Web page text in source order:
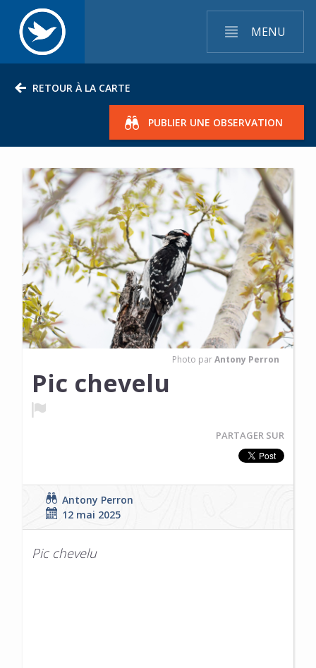
MENU
RETOUR À LA CARTE
PUBLIER UNE OBSERVATION
Photo parAntony Perron
Pic chevelu
PARTAGER SUR
Antony Perron
12 mai 2025
Pic chevelu